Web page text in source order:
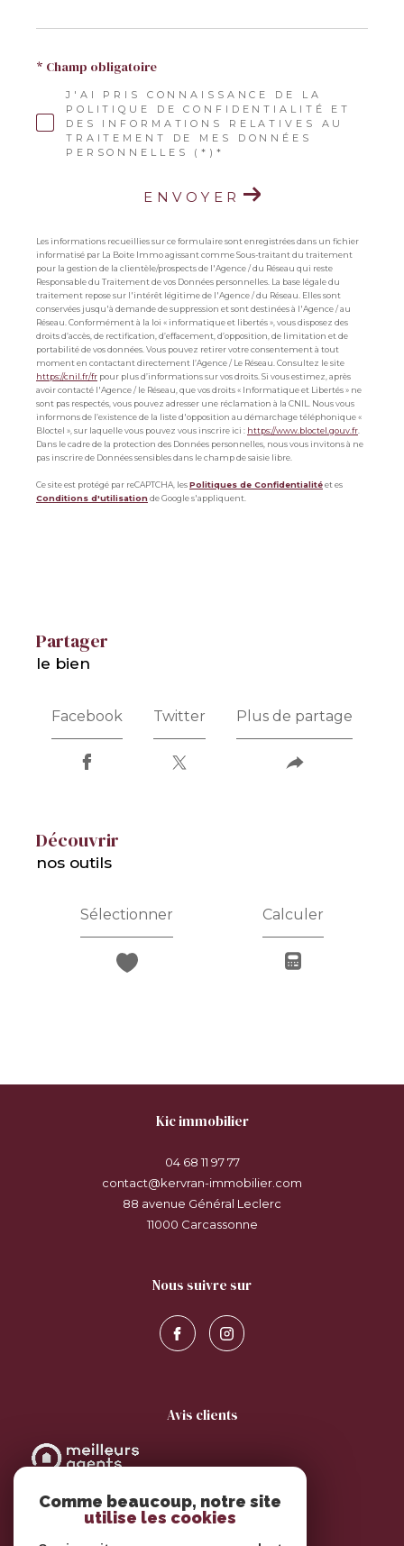
J'AI PRIS CONNAISSANCE DE LA
POLITIQUE DE CONFIDENTIALITÉ ET
DES INFORMATIONS RELATIVES AU
TRAITEMENT DE MES DONNÉES
PERSONNELLES (*)*
* Champ obligatoire
ENVOYER
Les informations recueillies sur ce formulaire sont enregistrées dans un fichier
informatisé par La Boite Immo agissant comme Sous-traitant du traitement
pour la gestion de la clientèle/prospects de l'Agence / du Réseau qui reste
Responsable du Traitement de vos Données personnelles. La base légale du
traitement repose sur l'intérêt légitime de l'Agence / du Réseau. Elles sont
conservées jusqu'à demande de suppression et sont destinées à l'Agence / au
Réseau. Conformément à la loi « informatique et libertés », vous disposez des
droits d’accès, de rectification, d’effacement, d’opposition, de limitation et de
portabilité de vos données. Vous pouvez retirer votre consentement à tout
moment en contactant directement l’Agence / Le Réseau. Consultez le site
https://cnil.fr/fr pour plus d’informations sur vos droits. Si vous estimez, après
avoir contacté l'Agence / le Réseau, que vos droits « Informatique et Libertés » ne
sont pas respectés, vous pouvez adresser une réclamation à la CNIL. Nous vous
informons de l’existence de la liste d'opposition au démarchage téléphonique «
Bloctel », sur laquelle vous pouvez vous inscrire ici : https://www.bloctel.gouv.fr.
Dans le cadre de la protection des Données personnelles, nous vous invitons à ne
pas inscrire de Données sensibles dans le champ de saisie libre.
Ce site est protégé par reCAPTCHA, lesPolitiques de Confidentialitéet es
Conditions d'utilisationde Google s'appliquent.
partager
le bien
Facebook Twitter Plus de partage
découvrir
nos outils
Sélectionner Calculer
kic immobilier
04 68 11 97 77
contact@kervran-immobilier.com
88 avenue Général Leclerc
11000
carcassonne
nous suivre sur
avis clients
Comme beaucoup, notre site
utilise les cookies